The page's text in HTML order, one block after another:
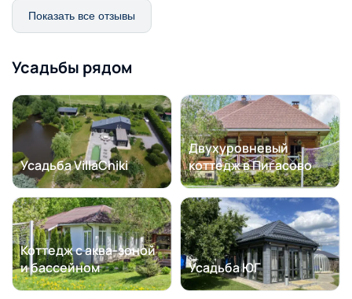
Показать все отзывы
Усадьбы рядом
Усадьба VillaChiki
Двухуровневый
коттедж в Пигасово
Коттедж с аква-зоной
и бассейном
Усадьба ЮГ